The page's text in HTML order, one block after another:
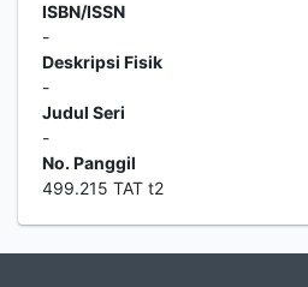
ISBN/ISSN
-
Deskripsi Fisik
-
Judul Seri
-
No. Panggil
499.215 TAT t2